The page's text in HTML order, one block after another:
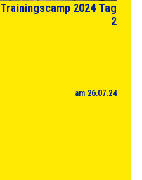
Trainingscamp 2024 Tag
2
am 26.07.24